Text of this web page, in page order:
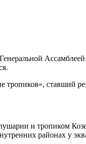
ставший
и тропиком
районах у